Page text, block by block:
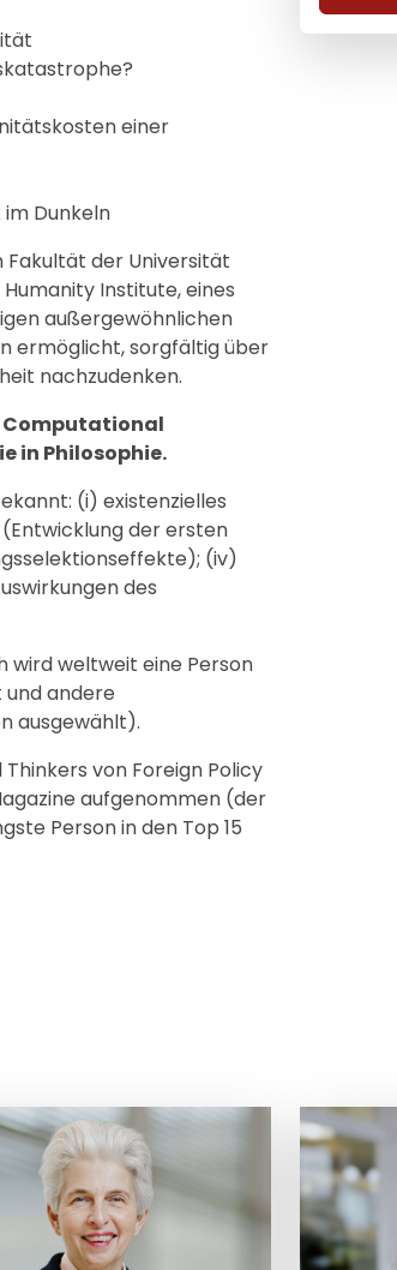
einer
im Dunkeln
Fakultät der Universität
Institute, eines
außergewöhnlichen
ermöglicht, sorgfältig über
nachzudenken.
Computational
in Philosophie.
(i) existenzielles
der ersten
(iv)
des
wird weltweit eine Person
und andere
ausgewählt).
von Foreign Policy
aufgenommen (der
Person in den Top 15